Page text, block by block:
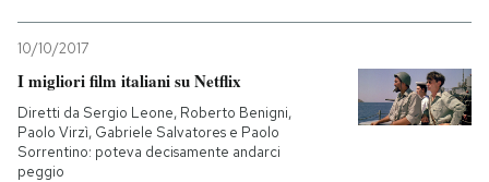
10/10/2017
I migliori film italiani su Netflix
Diretti da Sergio Leone, Roberto Benigni,
Paolo Virzì, Gabriele Salvatores e Paolo
Sorrentino: poteva decisamente andarci
peggio